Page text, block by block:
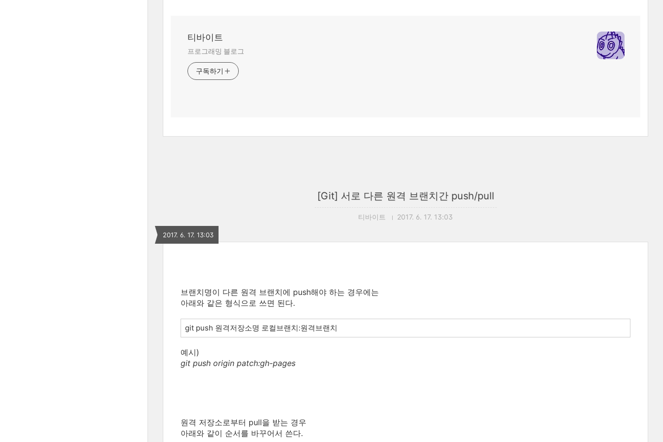
티바이트
프로그래밍 블로그
구독하기
[Git] 서로 다른 원격 브랜치간 push/pull
티바이트 2017. 6. 17. 13:03
2017. 6. 17. 13:03
브랜치명이 다른 원격 브랜치에 push해야 하는 경우에는
아래와 같은 형식으로 쓰면 된다.
git push 원격저장소명 로컬브랜치:원격브랜치
예시)
git push origin patch:gh-pages
원격 저장소로부터 pull을 받는 경우
아래와 같이 순서를 바꾸어서 쓴다.